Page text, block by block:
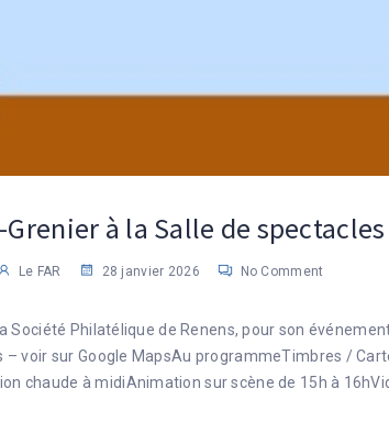
à la Salle de spectacles
Le FAR 28 janvier 2026 No Comment
Société Philatélique de Renens, pour son
– voir sur Google MapsAu programmeTimbres /
chaude à midiAnimation sur scène de 15h à